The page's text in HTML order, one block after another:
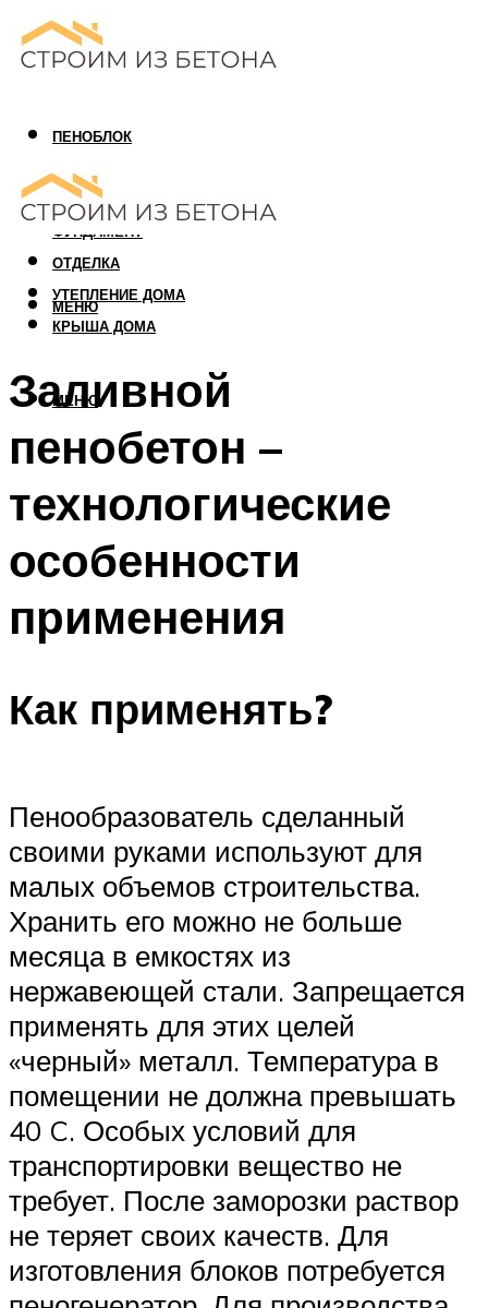
ПЕНОБЛОК
ГАЗОБЛОК
АРБОЛИТОВЫЙ БЛОК
ФУНДАМЕНТ
ОТДЕЛКА
УТЕПЛЕНИЕ ДОМА
КРЫША ДОМА
МЕНЮ
МЕНЮ
Заливной
пенобетон –
технологические
особенности
применения
Как применять?
Пенообразователь сделанный
своими руками используют для
малых объемов строительства.
Хранить его можно не больше
месяца в емкостях из
нержавеющей стали. Запрещается
применять для этих целей
«черный» металл. Температура в
помещении не должна превышать
40 C. Особых условий для
транспортировки вещество не
требует. После заморозки раствор
не теряет своих качеств. Для
изготовления блоков потребуется